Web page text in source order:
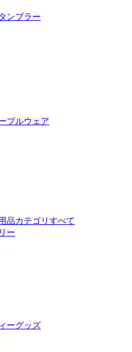
ンブラー
ブルウェア
品カテゴリすべて
ー
ーグッズ